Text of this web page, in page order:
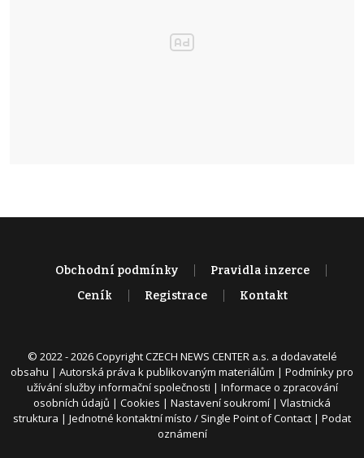
Obchodní podmínky
Pravidla inzerce
Ceník
Registrace Kontakt
© 2022 - 2026 Copyright CZECH NEWS CENTER a.s. a dodavatelé
obsahu | Autorská práva k publikovaným materiálům | Podmínky pro
užívání služby informační společnosti | Informace o zpracování
osobních údajů | Cookies | Nastavení soukromí | Vlastnická
struktura | Jednotné kontaktní místo / Single Point of Contact | Podat
oznámení